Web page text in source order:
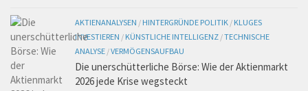
AKTIENANALYSEN / HINTERGRÜNDE POLITIK / KLUGES
INVESTIEREN / KÜNSTLICHE INTELLIGENZ /TECHNISCHE
ANALYSE /VERMÖGENSAUFBAU
Die unerschütterliche Börse: Wie der Aktienmarkt
2026 jede Krise wegsteckt